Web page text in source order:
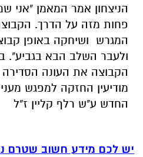
הניצחון אמר המאמן "אני
פחות מזה על הדרך.
המגרש ושיחקה באופן
ולעבר השלב הבא בגביע".
הקבוצה את העונה
מודיעין החזקה למפגש
החדש ע"ש רלף קליין ז"ל
יש לכם מידע חשוב שטרם